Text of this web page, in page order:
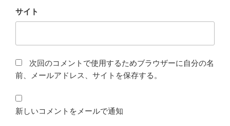
サイト
次回のコメントで使用するためブラウザーに自分の名
前、メールアドレス、サイトを保存する。
新しいコメントをメールで通知